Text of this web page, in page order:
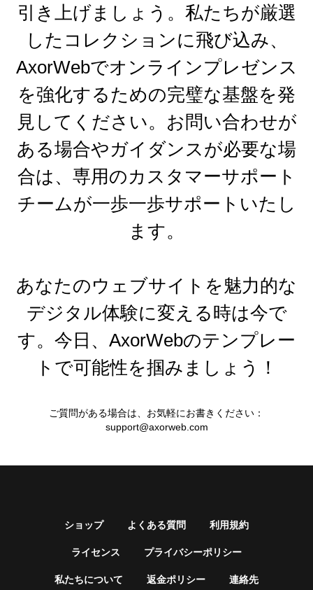
引き上げましょう。私たちが厳選
したコレクションに飛び込み、
AxorWebでオンラインプレゼンス
を強化するための完璧な基盤を発
見してください。お問い合わせが
ある場合やガイダンスが必要な場
合は、専用のカスタマーサポート
チームが一歩一歩サポートいたし
ます。
あなたのウェブサイトを魅力的な
デジタル体験に変える時は今で
す。今日、AxorWebのテンプレー
トで可能性を掴みましょう！
ご質問がある場合は、お気軽にお書きください：
support@axorweb.com
ショップ よくある質問 利用規約
ライセンス プライバシーポリシー
私たちについて 返金ポリシー 連絡先